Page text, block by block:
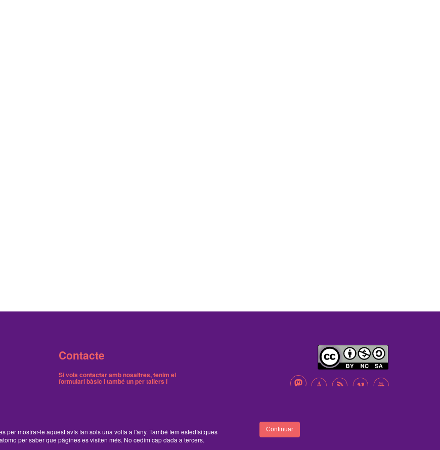
per mostrar-te aquest avís tan sols una volta a l'any. També fem estedísitques
per saber que pàgines es visiten més. No cedim cap dada a tercers.
Continuar
Contacte
Si vols contactar amb nosaltres, tenim el
formulari bàsic i tambéun per tallers i
activitats
Tenim dos butlletins, un trimestral de notícies i
un on avisem dels tallers gratuïts.Ací pots
inscriure't o cancel·lar-ne la subscripció.
A B C D